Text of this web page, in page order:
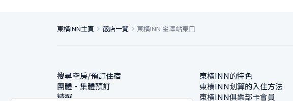
東橫INN主頁 飯店一覽 東橫INN 金澤站東口
搜尋空房/預訂住宿
團體・集體預訂
精選
東橫INN的特色
東橫INN划算的入住方法
東橫INN俱樂部卡會員